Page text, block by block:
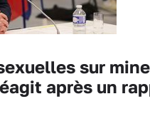
sur
après un